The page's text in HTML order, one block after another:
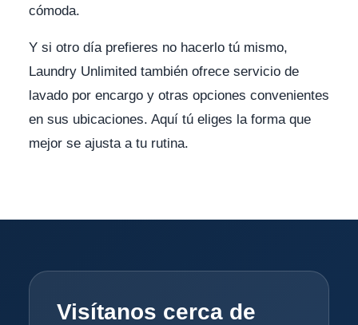
cómoda.
Y si otro día prefieres no hacerlo tú mismo,
Laundry Unlimited también ofrece servicio de
lavado por encargo y otras opciones convenientes
en sus ubicaciones. Aquí tú eliges la forma que
mejor se ajusta a tu rutina.
Visítanos cerca de